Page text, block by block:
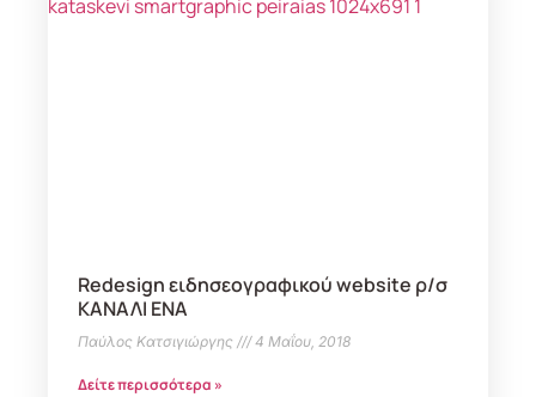
Redesign ειδησεογραφικού website ρ/σ
ΚΑΝΑΛΙ ΕΝΑ
Παύλος Κατσιγιώργης 4 Μαΐου, 2018
Δείτε περισσότερα »